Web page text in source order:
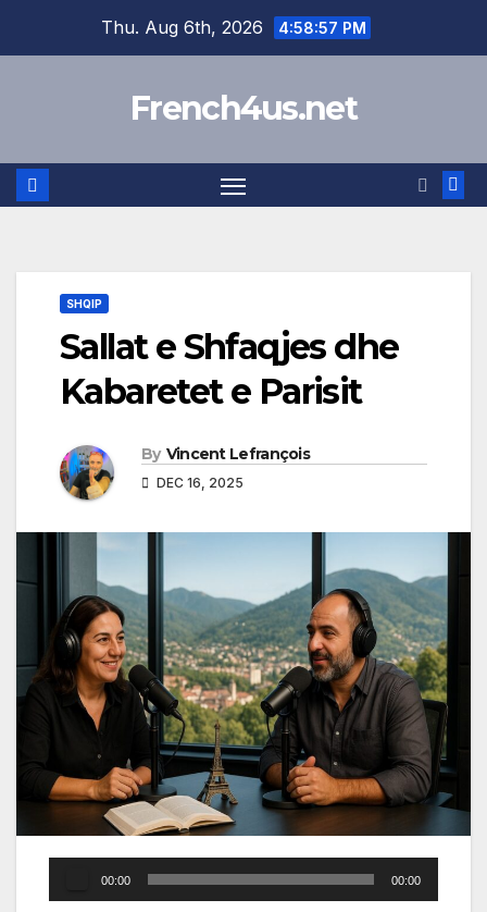
Thu. Aug 6th, 2026 4:58:58 PM
French4us.net
SHQIP
Sallat e Shfaqjes dhe
Kabaretet e Parisit
By Vincent Lefrançois
DEC 16, 2025
Player
00:00 00:00